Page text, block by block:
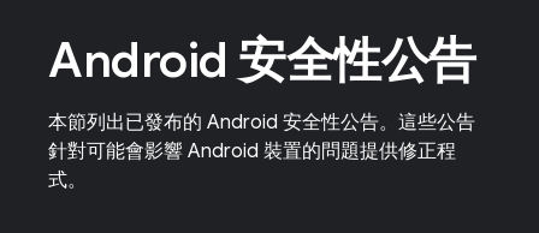
Android 安全性公告
本節列出已發布的 Android 安全性公告。這些公告
針對可能會影響 Android 裝置的問題提供修正程
式。